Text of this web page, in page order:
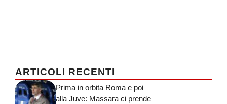
ARTICOLI RECENTI
Prima in orbita Roma e poi
alla Juve: Massara ci prende